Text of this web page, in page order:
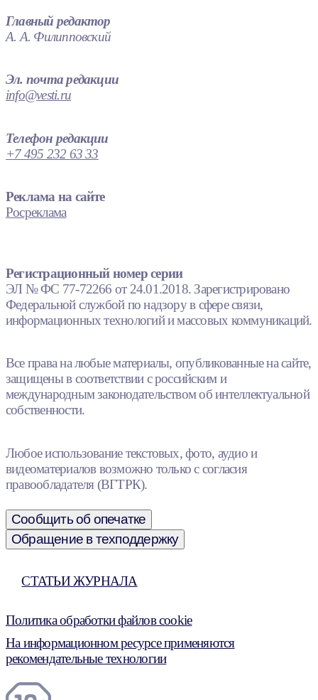
Главный редактор
А. А. Филипповский
Эл. почта редакции
info@vesti.ru
Телефон редакции
+7 495 232 63 33
Реклама на сайте
Росреклама
Регистрационный номер серии
ЭЛ № ФС 77-72266 от 24.01.2018. Зарегистрировано
Федеральной службой по надзору в сфере связи,
информационных технологий и массовых коммуникаций.
Все права на любые материалы, опубликованные на сайте,
защищены в соответствии с российским и
международным законодательством об интеллектуальной
собственности.
Любое использование текстовых, фото, аудио и
видеоматериалов возможно только с согласия
правообладателя (ВГТРК).
Сообщить об опечатке
Обращение в техподдержку
СТАТЬИ ЖУРНАЛА
Политика обработки файлов cookie
На информационном ресурсе применяются
рекомендательные технологии